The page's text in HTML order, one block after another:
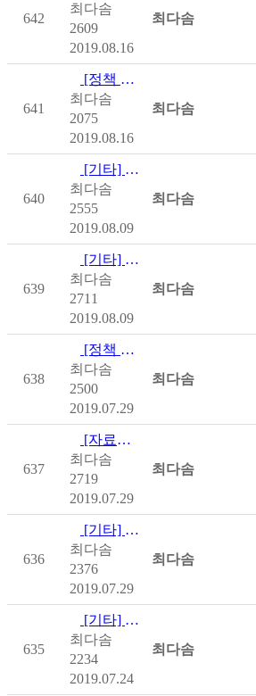
642
최다솜
2609
2019.08.16
최다솜
641
[정책 및 제도] [보건복지부]2019년 난임부부시술비지원정부사업 지침(…
최다솜
2075
2019.08.16
최다솜
640
[기타] [국립재활원] 장애인 건강증진 길잡이(운동재활 노트)
최다솜
2555
2019.08.09
최다솜
639
[기타] [장애인개발원] 복지.교육.고용 연계를 통한 장애인 취…
최다솜
2711
2019.08.09
최다솜
638
[정책 및 제도] [보건복지부]2019년 중앙부처 차상위계층 지원사업 안…
최다솜
2500
2019.07.29
최다솜
637
[자료집] [보건복지부] 2019 기초연금 질의응답 사례집
최다솜
2719
2019.07.29
최다솜
636
[기타] [장애인개발원] 2019 장애인복지연구 제10권 제1호…
최다솜
2376
2019.07.29
최다솜
635
[기타] [장총] 장애등급제 폐지 이후 장애인단체의 도전과 과제…
최다솜
2234
2019.07.24
최다솜